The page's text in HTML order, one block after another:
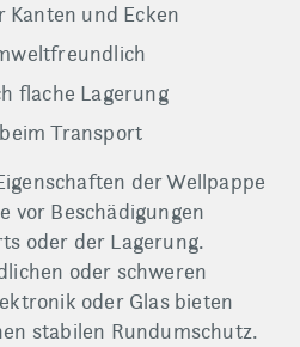
und Ecken
flache Lagerung
Transport
der Wellpappe
vor Beschädigungen
oder der Lagerung.
oder schweren
oder Glas bieten
stabilen Rundumschutz.